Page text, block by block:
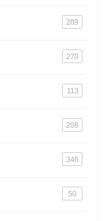
289
270
113
208
348
50